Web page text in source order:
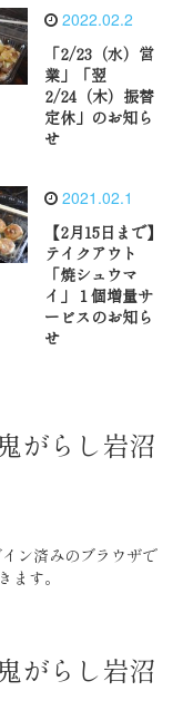
2022.02.2
「2/23（水）営
業」「翌
2/24（木）振替
定休」のお知ら
せ
2021.02.1
【2月15日まで】
テイクアウト
「焼シュウマ
イ」１個増量サ
ービスのお知ら
せ
がらし岩沼
ン済みのブラウザで
ます。
がらし岩沼